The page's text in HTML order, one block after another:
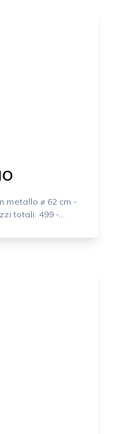
metallo ⌀ 62 cm -
totali: 499 -...